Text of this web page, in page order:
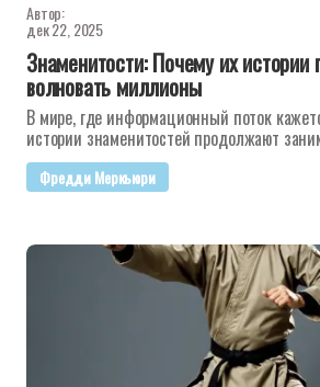
Автор:
дек 22, 2025
Знаменитости: Почему их
волновать миллионы
В мире, где информационный поток
истории знаменитостей продолжают
Фредди Меркьюри